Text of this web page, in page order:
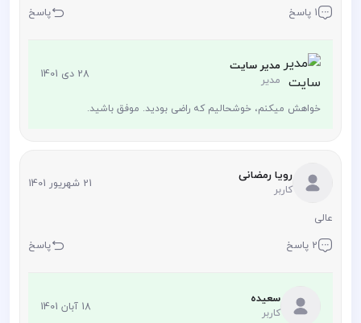
1 پاسخ پاسخ
مدیر سایت
مدیر 28 دی 1401
خواهش میکنم، خوشحالیم که راضی بودید. موفق باشید.
رویا رمضانی
کاربر 21 شهریور 1401
عالی
2 پاسخ پاسخ
سعیده
کاربر 18 آبان 1401